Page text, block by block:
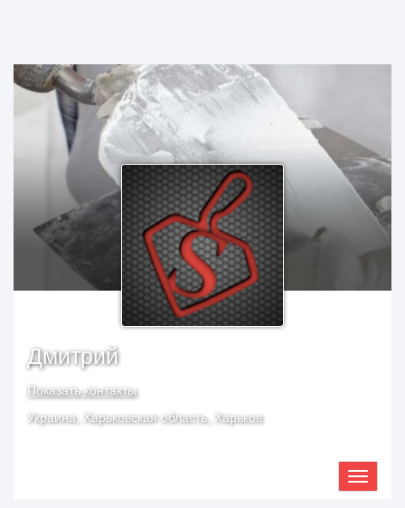
Дмитрий
Показать контакты
Украина, Харьковская область, Харьков